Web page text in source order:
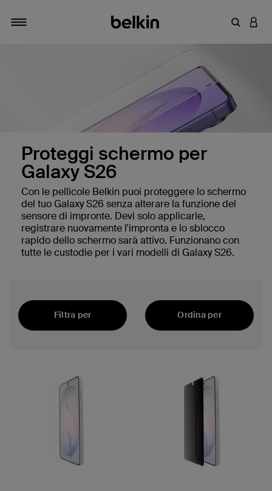
Attiva/Disattiva navigazione
Inserisci
Proteggi schermo per
Galaxy S26
Con le pellicole Belkin puoi proteggere lo schermo
del tuo Galaxy S26 senza alterare la funzione del
sensore di impronte. Devi solo applicarle,
registrare nuovamente l'impronta e lo sblocco
rapido dello schermo sarà attivo. Funzionano con
tutte le custodie per i vari modelli di Galaxy S26.
Filtra per
Ordina per
S26